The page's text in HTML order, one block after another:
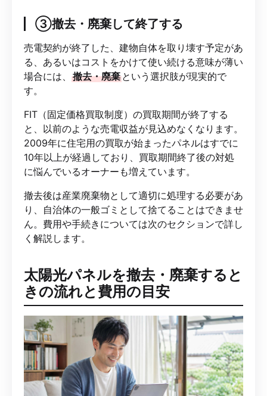
③撤去・廃棄して終了する
売電契約が終了した、建物自体を取り壊す予定があ
る、あるいはコストをかけて使い続ける意味が薄い
場合には、 撤去・廃棄 という選択肢が現実的で
す。
FIT（固定価格買取制度）の買取期間が終了する
と、以前のような売電収益が見込めなくなります。
2009年に住宅用の買取が始まったパネルはすでに
10年以上が経過しており、買取期間終了後の対処
に悩んでいるオーナーも増えています。
撤去後は産業廃棄物として適切に処理する必要があ
り、自治体の一般ゴミとして捨てることはできませ
ん。費用や手続きについては次のセクションで詳し
く解説します。
太陽光パネルを撤去・廃棄すると
きの流れと費用の目安